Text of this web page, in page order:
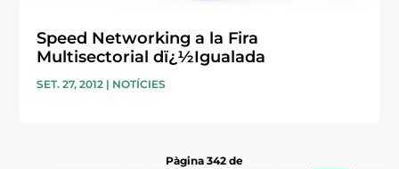
Speed Networking a la Fira
Multisectorial dï¿½Igualada
SET. 27, 2012 | NOTÍCIES
Pàgina 342 de